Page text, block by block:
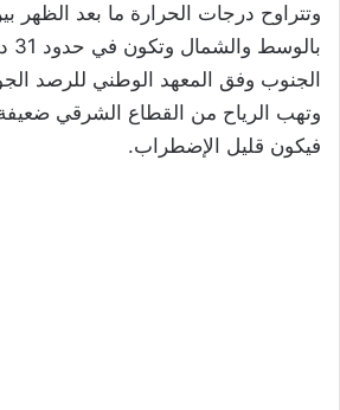
الجنوب وفق المعهد الوطني للرصد
وتهب الرياح من القطاع الشرقي ضعيفة
فيكون قليل الإضطراب.